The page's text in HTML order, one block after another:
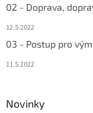
02 - Doprava,
12.5.2022
03 - Postup pro
11.5.2022
Novinky